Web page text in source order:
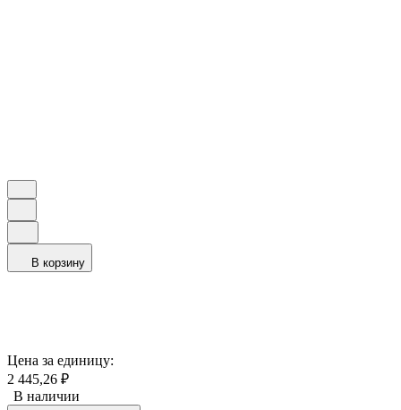
В корзину
Цена за единицу:
2 445,26 ₽
В наличии